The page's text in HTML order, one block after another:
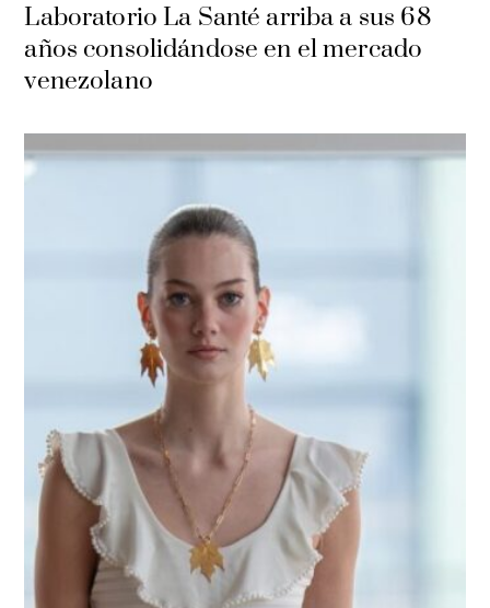
Laboratorio La Santé arriba a sus 68
años consolidándose en el mercado
venezolano